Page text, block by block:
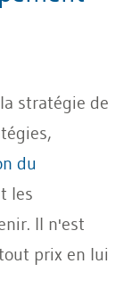
stratégie de
du
les
Il n'est
prix en lui